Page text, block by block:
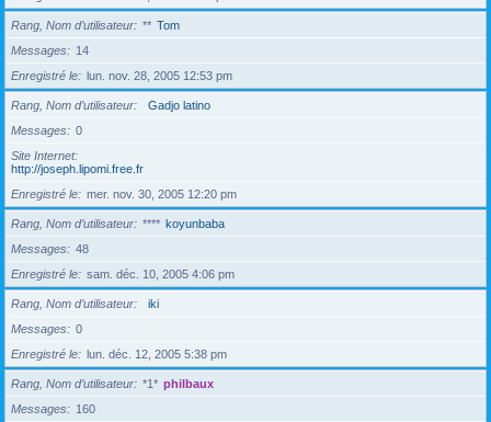
Rang, Nom d’utilisateur ** Tom
Messages
14
Enregistré le
lun. nov. 28, 2005 12:53 pm
Rang, Nom d’utilisateur
Gadjo latino
Messages
0
Site Internet
http://joseph.lipomi.free.fr
Enregistré le
mer. nov. 30, 2005 12:20 pm
Rang, Nom d’utilisateur **** koyunbaba
Messages
48
Enregistré le
sam. déc. 10, 2005 4:06 pm
Rang, Nom d’utilisateur
iki
Messages
0
Enregistré le
lun. déc. 12, 2005 5:38 pm
Rang, Nom d’utilisateur *1* philbaux
Messages
160